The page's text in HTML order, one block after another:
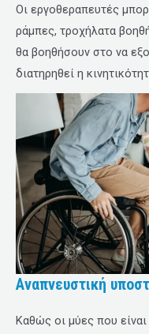
Οι εργοθεραπευτές
ράμπες, τροχήλατα
θα βοηθήσουν στο να
διατηρηθεί η
Αναπνευστική
Καθώς οι μύες που